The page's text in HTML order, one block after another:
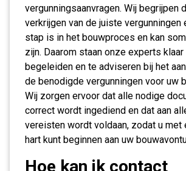
vergunningsaanvragen. Wij begrijpen
verkrijgen van de juiste vergunningen
stap is in het bouwproces en kan
zijn. Daarom staan onze experts
begeleiden en te adviseren bij het
de benodigde vergunningen voor uw
Wij zorgen ervoor dat alle nodige
correct wordt ingediend en dat aan
vereisten wordt voldaan, zodat u met
hart kunt beginnen aan uw
Hoe kan ik contact